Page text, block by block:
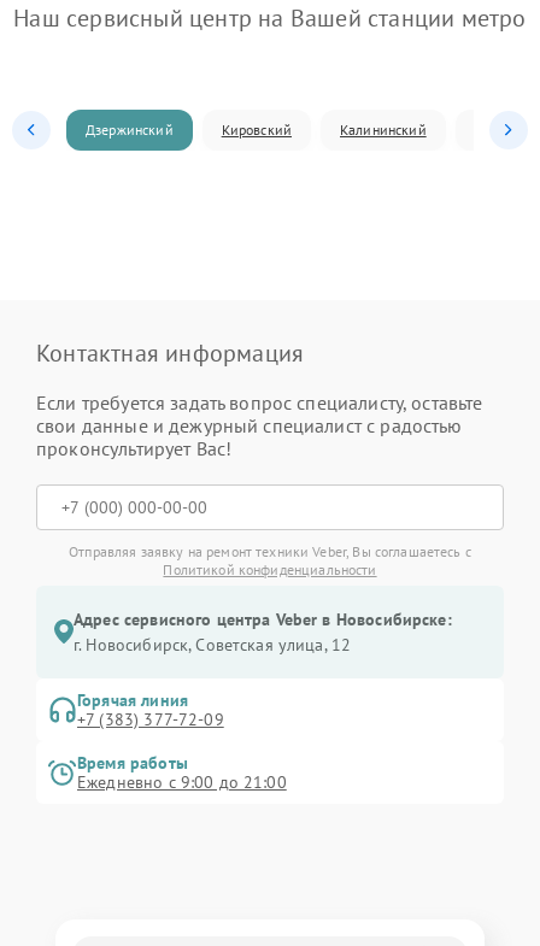
Наш сервисный центр на Вашей станции метро
Дзержинский Кировский Калининский
Контактная информация
Если требуется задать вопрос специалисту, оставьте
свои данные и дежурный специалист с радостью
проконсультирует Вас!
Отправляя заявку на ремонт техники Veber, Вы соглашаетесь с
Политикой конфиденциальности
Адрес сервисного центра Veber в Новосибирске:
г. Новосибирск, Советская улица, 12
Горячая линия
+7 (383) 377-72-09
Время работы
Ежедневно с 9:00 до 21:00